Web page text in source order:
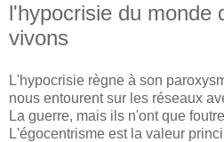
l'hypocrisie du monde
vivons
L'hypocrisie règne à son
nous entourent sur les réseaux
La guerre, mais ils n'ont que
L'égocentrisme est la valeur